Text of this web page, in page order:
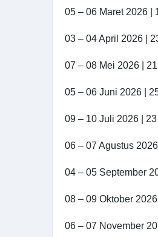
05 – 06 Maret 2026 |
03 – 04 April 2026 |
07 – 08 Mei 2026 |
05 – 06 Juni 2026 |
09 – 10 Juli 2026 |
06 – 07 Agustus
04 – 05 September
08 – 09 Oktober
06 – 07 November